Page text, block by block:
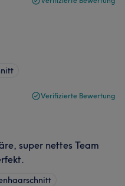
Verifizierte Bewertung
super nettes Team